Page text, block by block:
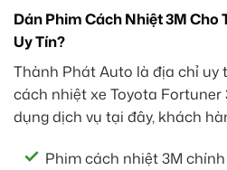
Dán Phim Cách Nhiệt 3M Cho
Uy Tín?
Thành Phát Auto là địa chỉ uy
cách nhiệt xe Toyota Fortuner
dụng dịch vụ tại đây, khách
Phim cách nhiệt 3M